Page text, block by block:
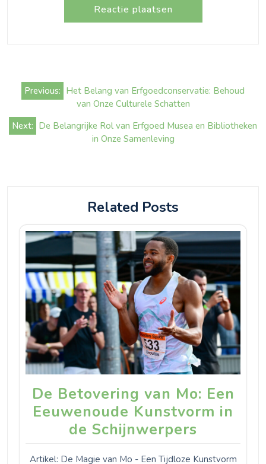
Bericht
navigatie
Previous: Het Belang van Erfgoedconservatie: Behoud
van Onze Culturele Schatten
Next: De Belangrijke Rol van Erfgoed Musea en Bibliotheken
in Onze Samenleving
Related Posts
De Betovering van Mo: Een
Eeuwenoude Kunstvorm in
de Schijnwerpers
Artikel: De Magie van Mo - Een Tijdloze Kunstvorm